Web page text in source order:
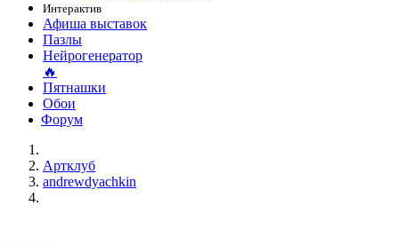
Интерактив
Афиша выставок
Пазлы
Нейрогенератор
🔥
Пятнашки
Обои
Форум
Артклуб
andrewdyachkin